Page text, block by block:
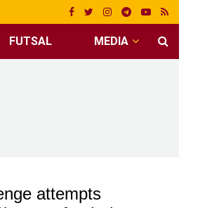
FUTSAL MEDIA